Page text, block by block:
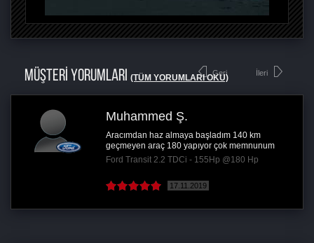
MÜŞTERİ YORUMLARI (TÜM YORUMLARI OKU)
Geri
Muhammed Ş.
Aracımdan haz almaya başladım 140 km
geçmeyen araç 180 yapıyor çok memnunum
Ford Transit 2.2 TDCi - 155Hp @180 Hp
17.11.2019
İleri